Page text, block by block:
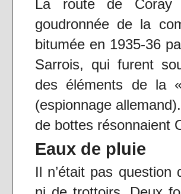
La route de
goudronnée de la
bitumée en 1935-36
Sarrois, qui furent
des éléments de la
(espionnage
de bottes résonnaient
Eaux de pluie
Il n’était pas question